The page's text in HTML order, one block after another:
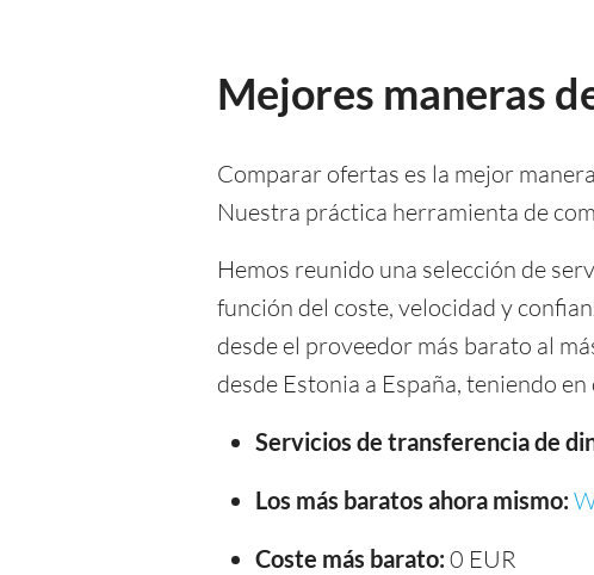
Mejores maneras
Comparar ofertas es la mejor
Nuestra práctica herramienta de
Hemos reunido una selección de
función del coste, velocidad y
desde el proveedor más barato al
desde Estonia a España, teniendo
Servicios de transferencia de
Los más baratos ahora mismo:
Coste más barato: 0 EUR